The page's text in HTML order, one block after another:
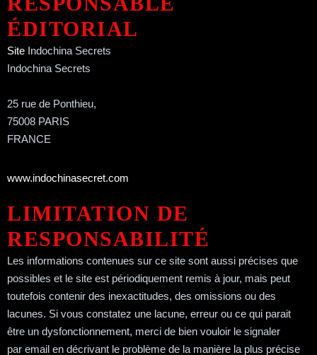
ÉDITORIAL
Site Indochina Secrets
Indochina Secrets
25 rue de Ponthieu,
75008 PARIS
FRANCE
www.indochinasecret.com
LIMITATION DE
RESPONSABILITÉ
Les informations contenues sur ce site sont aussi précises que
possibles et le site est périodiquement remis à jour, mais peut
toutefois contenir des inexactitudes, des omissions ou des
lacunes. Si vous constatez une lacune, erreur ou ce qui parait
être un dysfonctionnement, merci de bien vouloir le signaler
par email en décrivant le problème de la manière la plus précise
Facebook
Instagram